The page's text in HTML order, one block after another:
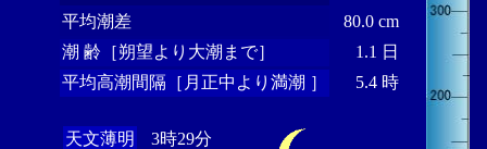
平均潮差
80.0 cm
潮 齢［朔望より大潮まで］
1.1 日
平均高潮間隔［月正中より満潮 ］
5.4 時
天文薄明
3時29分